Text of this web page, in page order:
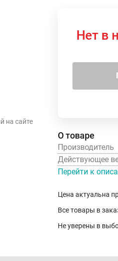
на сайте
Нет в
О товаре
Производитель
Действующее
Перейти к
Цена актуальна
Все товары в
Не уверены в